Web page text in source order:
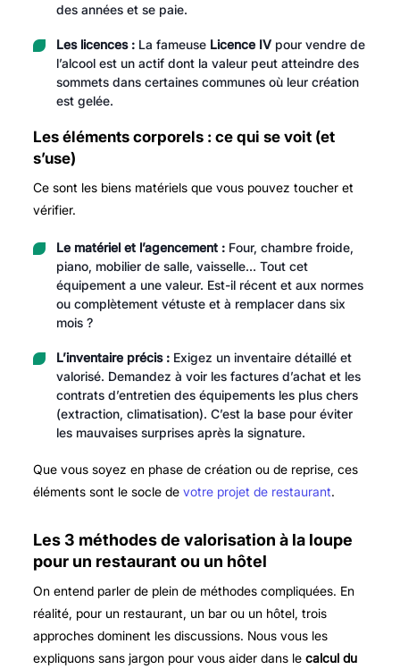
des années et se paie.
Les licences :La fameuse Licence IVpour vendre de
l’alcool est un actif dont la valeur peut atteindre des
sommets dans certaines communes où leur création
est gelée.
Les éléments corporels : ce qui se voit (et
s’use)
Ce sont les biens matériels que vous pouvez toucher et
vérifier.
Le matériel et l’agencement :Four, chambre froide,
piano, mobilier de salle, vaisselle… Tout cet
équipement a une valeur. Est-il récent et aux normes
ou complètement vétuste et à remplacer dans six
mois ?
L’inventaire précis :Exigez un inventaire détaillé et
valorisé. Demandez à voir les factures d’achat et les
contrats d’entretien des équipements les plus chers
(extraction, climatisation). C’est la base pour éviter
les mauvaises surprises après la signature.
Que vous soyez en phase de création ou de reprise, ces
éléments sont le socle de votre projet de restaurant.
Les 3 méthodes de valorisation à la loupe
pour un restaurant ou un hôtel
On entend parler de plein de méthodes compliquées. En
réalité, pour un restaurant, un bar ou un hôtel, trois
approches dominent les discussions. Nous vous les
expliquons sans jargon pour vous aider dans le calcul du